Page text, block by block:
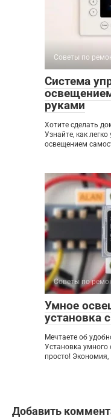
Советы по
Система
руками
Хотите сделать
Узнайте, как
освещением
Советы по
Умное
установка
Мечтаете об
Установка умного
просто! Экономия,
Добавить